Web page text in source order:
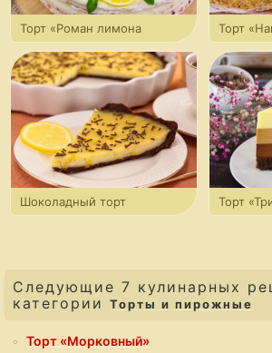
Торт «Роман лимона
с клюквой»
Торт
Шоколадный торт
Торт
Следующие 7 кулинарных
категорииТорты и пирожные
Торт «Морковный»